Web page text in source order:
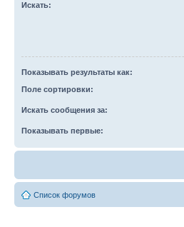
Искать:
Показывать результаты как:
Поле сортировки:
Искать сообщения за:
Показывать первые:
Список форумов